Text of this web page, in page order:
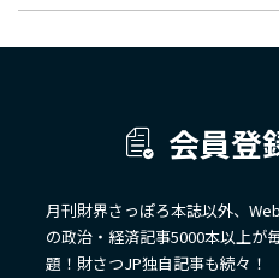
会員登
月刊財界さっぽろ本誌以外、
の政治・経済記事5000本以上が
題！財さつJP独自記事も続々！